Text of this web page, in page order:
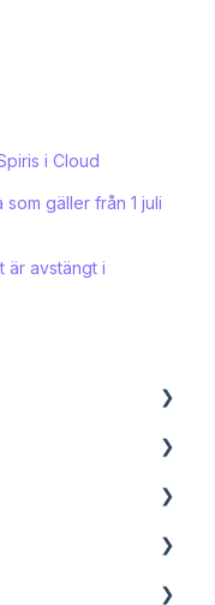
i Cloud
gäller från 1 juli
är avstängt i